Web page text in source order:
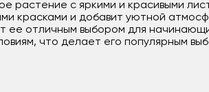
растение с яркими и красивыми
красками и добавит уютной
ее отличным выбором для
что делает его популярным